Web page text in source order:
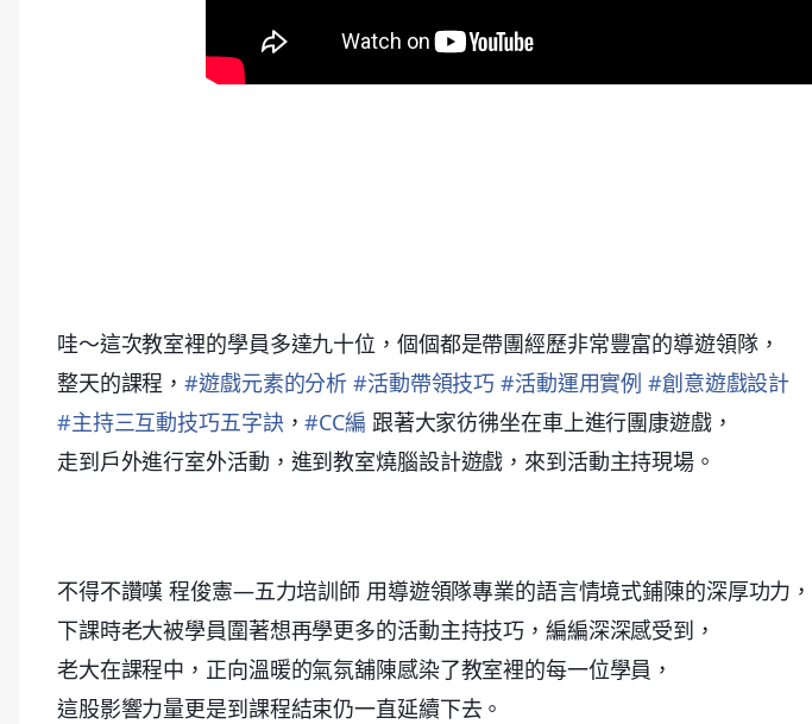
哇～這次教室裡的學員多達九十位，個個都是帶團經歷非常豐富的導遊領隊，
整天的課程，#遊戲元素的分析 #活動帶領技巧 #活動運用實例 #創意遊戲設計
#主持三互動技巧五字訣，#CC編 跟著大家彷彿坐在車上進行團康遊戲，
走到戶外進行室外活動，進到教室燒腦設計遊戲，來到活動主持現場。
不得不讚嘆 程俊憲—五力培訓師 用導遊領隊專業的語言情境式鋪陳的深厚功力，
下課時老大被學員圍著想再學更多的活動主持技巧，編編深深感受到，
老大在課程中，正向溫暖的氣氛舖陳感染了教室裡的每一位學員，
這股影響力量更是到課程結束仍一直延續下去。